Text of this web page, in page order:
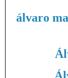
álvaro